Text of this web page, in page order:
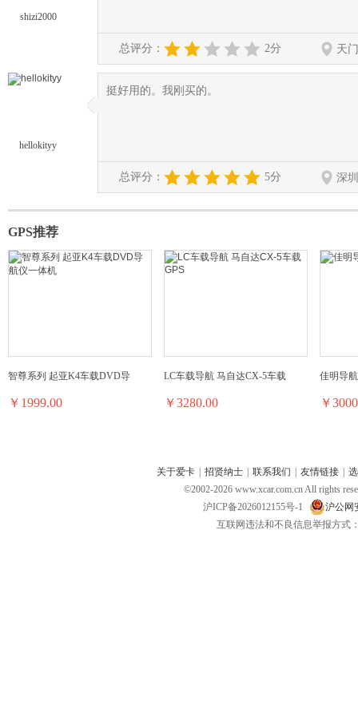
shizi2000
总评分： 2分 天
hellokityy
◆
◆ 挺好用的。我刚买的。
总评分： 5分 深
GPS推荐
智尊系列 起亚K4车载DVD导
￥1999.00
LC车载导航 马自达CX-5车载
￥3280.00
佳明导
￥
关于爱卡 招贤纳士 联系我们 友情链接
©2002-2026 www.xcar.com.cn All rights
沪ICP备2026012155号-1
沪公网
互联网违法和不良信息举报方式